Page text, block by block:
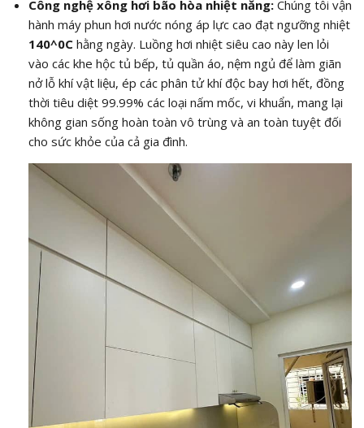
Công nghệ xông hơi bão hòa nhiệt năng:Chúng tôi vận
hành máy phun hơi nước nóng áp lực cao đạt ngưỡng nhiệt
140^0Chằng ngày. Luồng hơi nhiệt siêu cao này len lỏi
vào các khe hộc tủ bếp, tủ quần áo, nệm ngủ để làm giãn
nở lỗ khí vật liệu, ép các phân tử khí độc bay hơi hết, đồng
thời tiêu diệt 99.99% các loại nấm mốc, vi khuẩn, mang lại
không gian sống hoàn toàn vô trùng và an toàn tuyệt đối
cho sức khỏe của cả gia đình.